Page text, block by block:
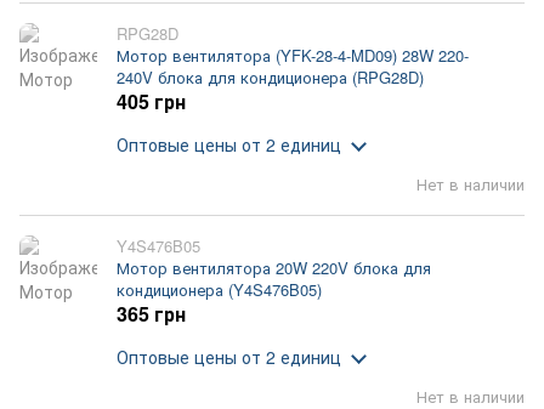
RPG28D
Мотор вентилятора (YFK-28-4-MD09) 28W 220-
240V блока для кондиционера (RPG28D)
Нет в наличии
405 грн
Оптовые цены от 2 единиц
Y4S476B05
Мотор вентилятора 20W 220V блока для
кондиционера (Y4S476B05)
Нет в наличии
365 грн
Оптовые цены от 2 единиц